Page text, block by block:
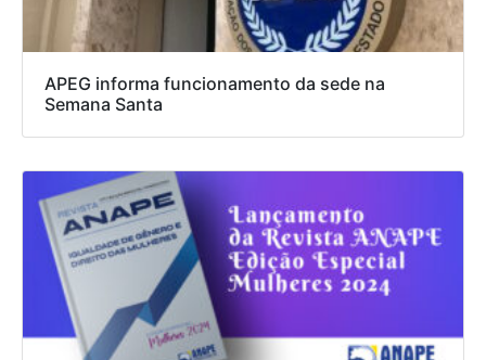
APEG informa funcionamento da sede na
Semana Santa